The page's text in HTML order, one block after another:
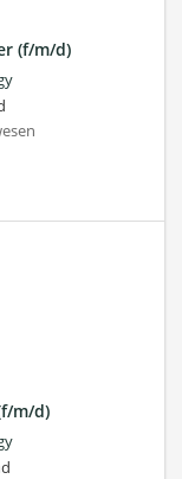
(f/m/d)
m/d)